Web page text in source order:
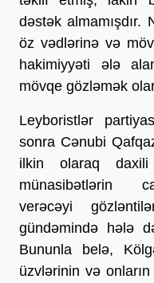
dəstək almamışdır.
öz vədlərinə və
hakimiyyəti ələ
mövqe gözləmək
Leyboristlər
sonra Cənubi
ilkin olaraq
münasibətlərin
verəcəyi
gündəmində hələ
Bununla belə,
üzvlərinin və